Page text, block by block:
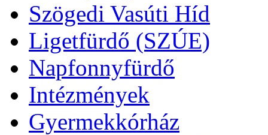
Szögedi Vasúti Híd
Ligetfürdő (SZÚE)
Napfonnyfürdő
Intézmények
Gyermekkórház